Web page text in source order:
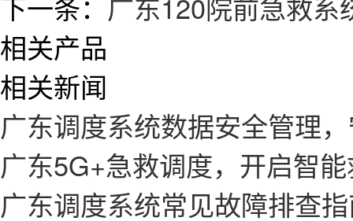
相关产品
相关新闻
广东调度系统数据安全管理
广东5G+急救调度，开启智
广东调度系统常见故障排查